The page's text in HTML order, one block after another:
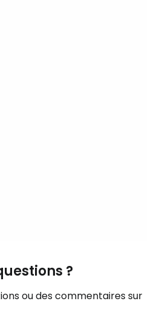
?
ou des commentaires sur